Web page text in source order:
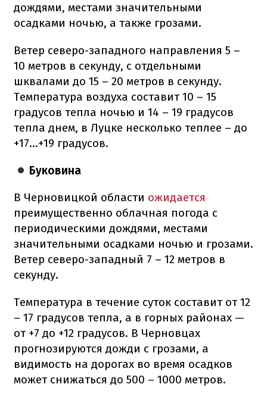
дождями, местами значительными
осадками ночью, а также грозами.
Ветер северо-западного направления 5 –
10 метров в секунду, с отдельными
шквалами до 15 – 20 метров в секунду.
Температура воздуха составит 10 – 15
градусов тепла ночью и 14 – 19 градусов
тепла днем, в Луцке несколько теплее – до
+17…+19 градусов.
Буковина
В Черновицкой области ожидается
преимущественно облачная погода с
периодическими дождями, местами
значительными осадками ночью и грозами.
Ветер северо-западный 7 – 12 метров в
секунду.
Температура в течение суток составит от 12
– 17 градусов тепла, а в горных районах —
от +7 до +12 градусов. В Черновцах
прогнозируются дожди с грозами, а
видимость на дорогах во время осадков
может снижаться до 500 – 1000 метров.